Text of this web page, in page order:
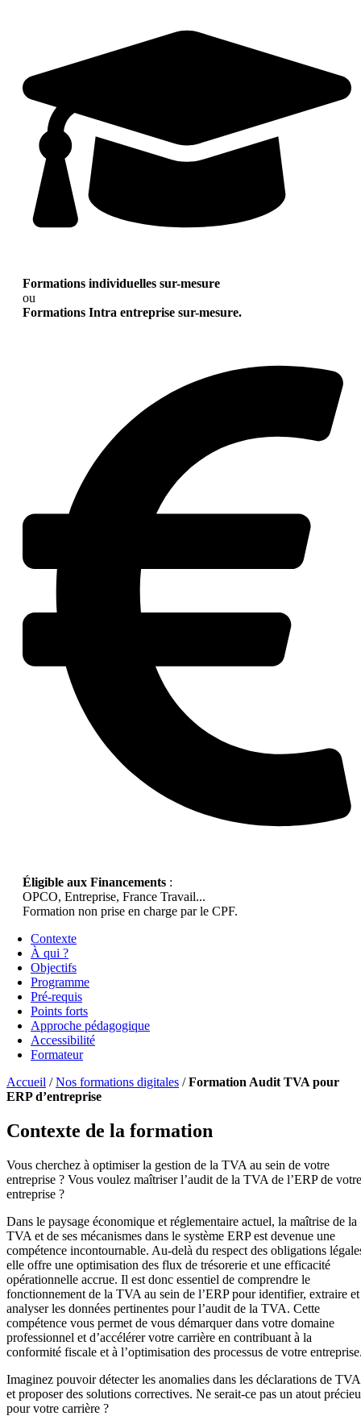
Formations individuelles sur-mesure
ou
Formations Intra entreprise sur-mesure.
Éligible aux Financements :
OPCO, Entreprise, France Travail...
Formation non prise en charge par le CPF.
Contexte
À qui ?
Objectifs
Programme
Pré-requis
Points forts
Approche pédagogique
Accessibilité
Formateur
Accueil /Nos formations digitales /Formation Audit TVA pour
ERP d’entreprise
Contexte de la formation
Vous cherchez à optimiser la gestion de la TVA au sein de votre
entreprise ? Vous voulez maîtriser l’audit de la TVA de l’ERP de votre
entreprise ?
Dans le paysage économique et réglementaire actuel, la maîtrise de la
TVA et de ses mécanismes dans le système ERP est devenue une
compétence incontournable. Au-delà du respect des obligations
elle offre une optimisation des flux de trésorerie et une efficacité
opérationnelle accrue. Il est donc essentiel de comprendre le
fonctionnement de la TVA au sein de l’ERP pour identifier, extraire et
analyser les données pertinentes pour l’audit de la TVA. Cette
compétence vous permet de vous démarquer dans votre domaine
professionnel et d’accélérer votre carrière en contribuant à la
conformité fiscale et à l’optimisation des processus de votre
Imaginez pouvoir détecter les anomalies dans les déclarations de TVA
et proposer des solutions correctives. Ne serait-ce pas un atout
pour votre carrière ?